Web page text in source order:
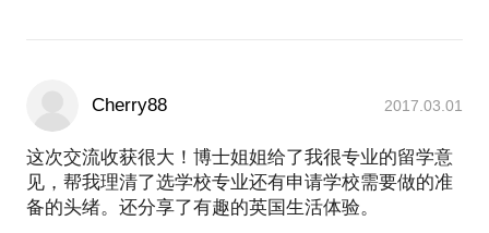
Cherry88 2017.03.01
这次交流收获很大！博士姐姐给了我很专业的留学意
见，帮我理清了选学校专业还有申请学校需要做的准
备的头绪。还分享了有趣的英国生活体验。